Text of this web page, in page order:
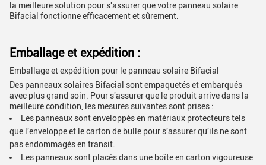
la meilleure solution pour s'assurer que votre panneau solaire
Bifacial fonctionne efficacement et sûrement.
Emballage et expédition :
Emballage et expédition pour le panneau solaire Bifacial
Des panneaux solaires Bifacial sont empaquetés et embarqués
avec plus grand soin. Pour s'assurer que le produit arrive dans la
meilleure condition, les mesures suivantes sont prises :
Les panneaux sont enveloppés en matériaux protecteurs tels
que l'enveloppe et le carton de bulle pour s'assurer qu'ils ne sont
pas endommagés en transit.
Les panneaux sont placés dans une boîte en carton vigoureuse